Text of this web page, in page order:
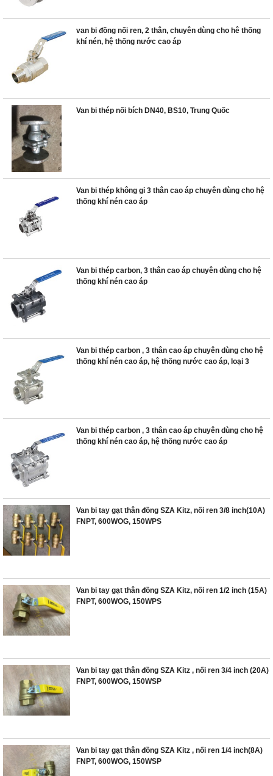
van bi đồng nối ren, 2 thân, chuyên dùng cho hê thống
khí nén, hệ thống nước cao áp
Van bi thép nối bích DN40, BS10, Trung Quốc
Van bi thép không gỉ 3 thân cao áp chuyên dùng cho hệ
thống khí nén cao áp
Van bi thép carbon, 3 thân cao áp chuyên dùng cho hệ
thống khí nén cao áp
Van bi thép carbon , 3 thân cao áp chuyên dùng cho hệ
thống khí nén cao áp, hệ thống nước cao áp, loại 3
Van bi thép carbon , 3 thân cao áp chuyên dùng cho hệ
thống khí nén cao áp, hệ thống nước cao áp
Van bi tay gạt thân đồng SZA Kitz, nối ren 3/8 inch(10A)
FNPT, 600WOG, 150WPS
Van bi tay gạt thân đồng SZA Kitz, nối ren 1/2 inch (15A)
FNPT, 600WOG, 150WPS
Van bi tay gạt thân đồng SZA Kitz , nối ren 3/4 inch (20A)
FNPT, 600WOG, 150WSP
Van bi tay gạt thân đồng SZA Kitz , nối ren 1/4 inch(8A)
FNPT, 600WOG, 150WSP